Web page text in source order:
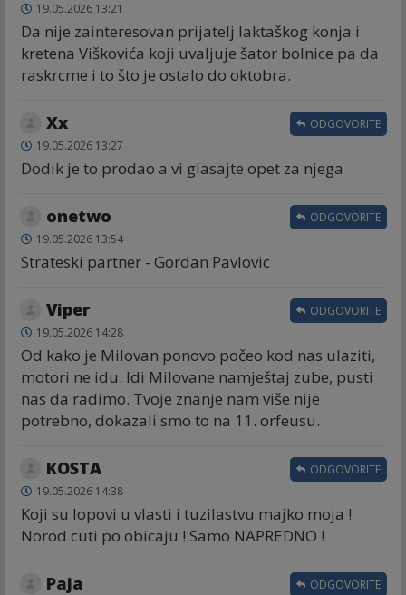
19.05.2026 13:21
Da nije zainteresovan prijatelj laktaškog konja i
kretena Viškovića koji uvaljuje šator bolnice pa da
raskrcme i to što je ostalo do oktobra.
Xx
19.05.2026 13:27
Dodik je to prodao a vi glasajte opet za njega
ODGOVORITE
onetwo
19.05.2026 13:54
Strateski partner - Gordan Pavlovic
ODGOVORITE
Viper
19.05.2026 14:28
Od kako je Milovan ponovo počeo kod nas ulaziti,
motori ne idu. Idi Milovane namještaj zube, pusti
nas da radimo. Tvoje znanje nam više nije
potrebno, dokazali smo to na 11. orfeusu.
ODGOVORITE
KOSTA
19.05.2026 14:38
Koji su lopovi u vlasti i tuzilastvu majko moja !
Norod cuti po obicaju ! Samo NAPREDNO !
ODGOVORITE
Paja ODGOVORITE